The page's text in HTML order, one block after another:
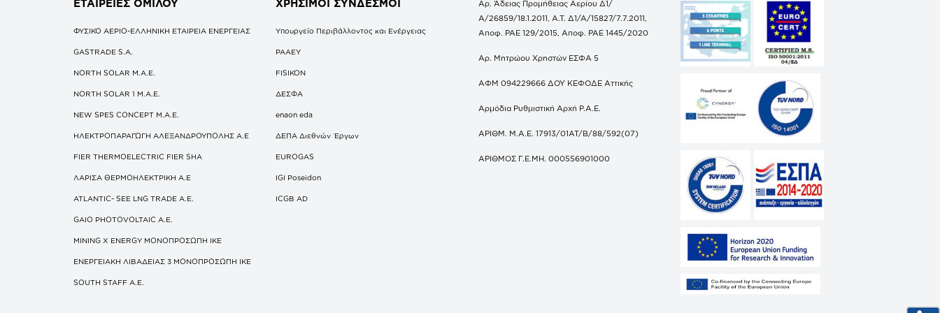
ΕΤΑΙΡΕΙΕΣΟΜΙΛΟΥ
ΦΥΣΙΚΟ ΑΕΡΙΟ-ΕΛΛΗΝΙΚΗ ΕΤΑΙΡΕΙΑ ΕΝΕΡΓΕΙΑΣ
GASTRADE S.A.
NORTH SOLAR M.Α.Ε.
NORTH SOLAR 1 M.Α.Ε.
NEW SPES CONCEPT Μ.Α.Ε.
ΗΛΕΚΤΡΟΠΑΡΑΓΩΓΗ ΑΛΕΞΑΝΔΡΟΥΠΟΛΗΣ A.E
FIER THERMOELECTRIC FIER SHA
ΛΑΡΙΣΑ ΘΕΡΜΟΗΛΕΚΤΡΙΚΗ A.E
ATLANTIC- SEE LNG TRADE A.E.
GAIO PHOTOVOLTAIC Α.Ε.
MINING X ENERGY ΜΟΝΟΠΡΟΣΩΠΗ ΙΚΕ
ΕΝΕΡΓΕΙΑΚΗ ΛΙΒΑΔΕΙΑΣ 3 ΜΟΝΟΠΡΟΣΩΠΗ ΙΚΕ
SOUTH STAFF Α.Ε.
ΧΡΗΣΙΜΟΙ ΣΥΝΔΕΣΜΟΙ
Υπουργείο Περιβάλλοντος και Ενέργειας
ΡΑΑΕΥ
FISIKON
ΔΕΣΦΑ
enaon eda
ΔΕΠΑ Διεθνών Έργων
EUROGAS
IGI Poseidon
ICGB AD
Αρ. Άδειας Προμήθειας Αερίου Δ1/
Α/26859/18.1.2011, Α.Τ. Δ1/Α/15827/7.7.2011,
Αποφ. ΡΑΕ 129/2015, Αποφ. ΡΑΕ 1445/2020
Αρ. Μητρώου Χρηστών ΕΣΦΑ 5
ΑΦΜ 094229666 ΔΟΥ ΚΕΦΟΔΕ Αττικής
Αρμόδια Ρυθμιστική Αρχή Ρ.Α.Ε.
ΑΡΙΘΜ. Μ.Α.Ε. 17913/01ΑΤ/Β/88/592(07)
ΑΡΙΘΜΟΣ Γ.Ε.ΜΗ. 000556901000